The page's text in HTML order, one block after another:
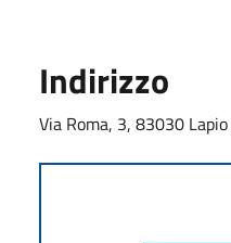
Indirizzo
Via Roma, 3, 83030